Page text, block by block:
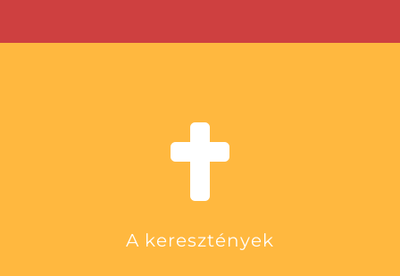
A keresztények